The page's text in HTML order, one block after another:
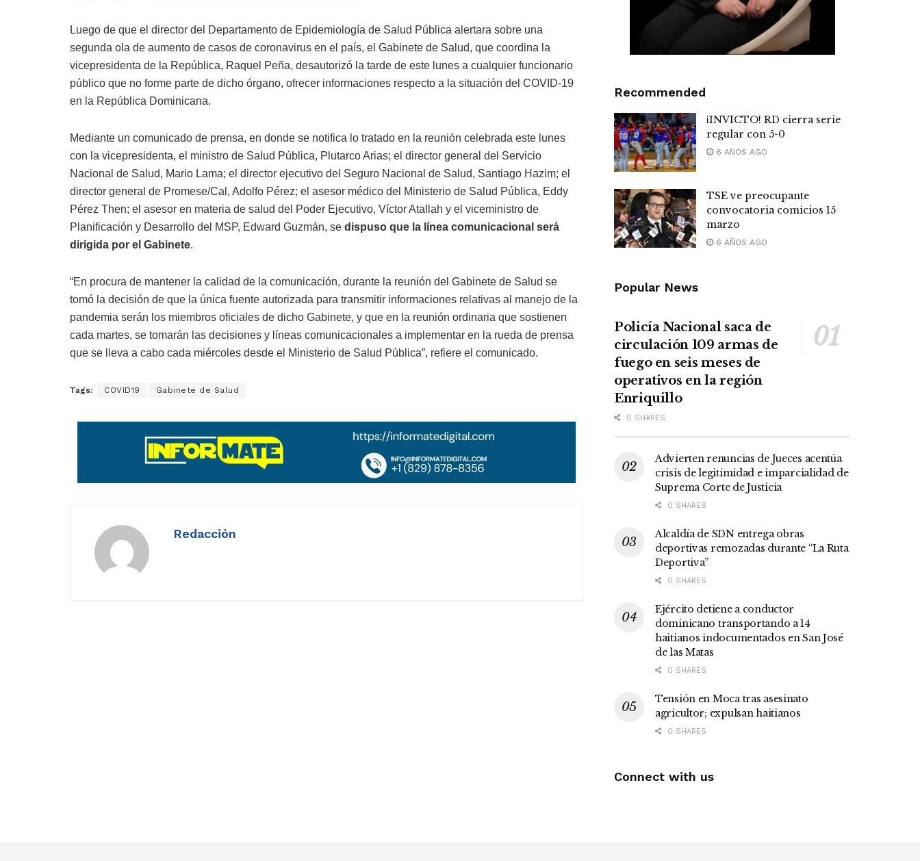
Luego de que el director del Departamento de Epidemiología de Salud Pública alertara sobre una
segunda ola de aumento de casos de coronavirus en el país, el Gabinete de Salud, que coordina la
vicepresidenta de la República, Raquel Peña, desautorizó la tarde de este lunes a cualquier funcionario
público que no forme parte de dicho órgano, ofrecer informaciones respecto a la situación del COVID-19
en la República Dominicana.
Mediante un comunicado de prensa, en donde se notifica lo tratado en la reunión celebrada este lunes
con la vicepresidenta, el ministro de Salud Pública, Plutarco Arias; el director general del Servicio
Nacional de Salud, Mario Lama; el director ejecutivo del Seguro Nacional de Salud, Santiago Hazim; el
director general de Promese/Cal, Adolfo Pérez; el asesor médico del Ministerio de Salud Pública, Eddy
Pérez Then; el asesor en materia de salud del Poder Ejecutivo, Víctor Atallah y el viceministro de
Planificación y Desarrollo del MSP, Edward Guzmán, se dispuso que la línea comunicacional será
dirigida por el Gabinete.
“En procura de mantener la calidad de la comunicación, durante la reunión del Gabinete de Salud se
tomó la decisión de que la única fuente autorizada para transmitir informaciones relativas al manejo de la
pandemia serán los miembros oficiales de dicho Gabinete, y que en la reunión ordinaria que sostienen
cada martes, se tomarán las decisiones y líneas comunicacionales a implementar en la rueda de prensa
que se lleva a cabo cada miércoles desde el Ministerio de Salud Pública”, refiere el comunicado.
Tags: COVID19 Gabinete de Salud
Redacción
Recommended
¡INVICTO! RD cierra serie
regular con 5-0
6 AÑOS AGO
TSE ve preocupante
convocatoria comicios 15
marzo
6 AÑOS AGO
Popular News
Policía Nacional saca de
circulación 109 armas de
fuego en seis meses de
operativos en la región
Enriquillo
0 SHARES
Advierten renuncias de Jueces acentúa
crisis de legitimidad e imparcialidad de
Suprema Corte de Justicia
0 SHARES
Alcaldía de SDN entrega obras
deportivas remozadas durante “La Ruta
Deportiva”
0 SHARES
Ejército detiene a conductor
dominicano transportando a 14
haitianos indocumentados en San José
de las Matas
0 SHARES
Tensión en Moca tras asesinato
agricultor; expulsan haitianos
0 SHARES
Connect with us